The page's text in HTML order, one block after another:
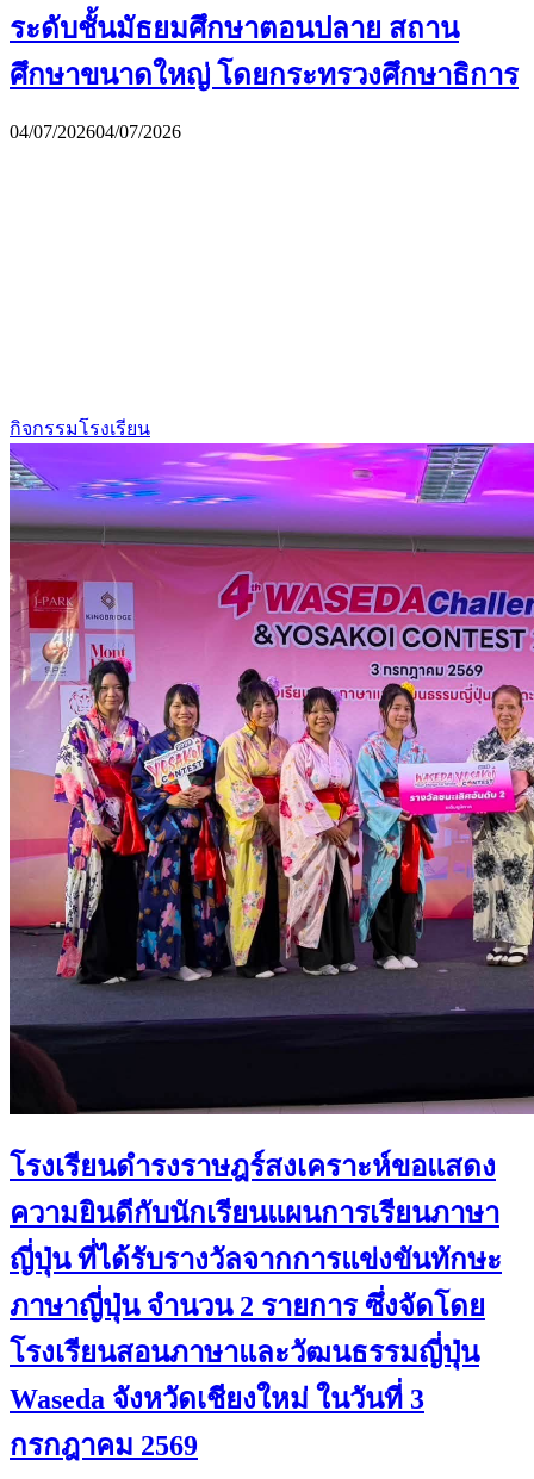
ระดับชั้นมัธยมศึกษาตอนปลาย สถาน
ศึกษาขนาดใหญ่ โดยกระทรวงศึกษาธิการ
04/07/202604/07/2026
กิจกรรมโรงเรียน
โรงเรียนดำรงราษฎร์สงเคราะห์ขอแสดง
ความยินดีกับนักเรียนแผนการเรียนภาษา
ญี่ปุ่น ที่ได้รับรางวัลจากการแข่งขันทักษะ
ภาษาญี่ปุ่น จำนวน 2 รายการ ซึ่งจัดโดย
โรงเรียนสอนภาษาและวัฒนธรรมญี่ปุ่น
Waseda จังหวัดเชียงใหม่ ในวันที่ 3
กรกฎาคม 2569